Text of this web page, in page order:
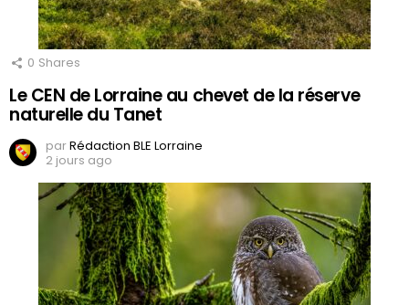
0 Shares
Le CEN de Lorraine au chevet de la réserve
naturelle du Tanet
parRédaction BLE Lorraine
2 jours ago